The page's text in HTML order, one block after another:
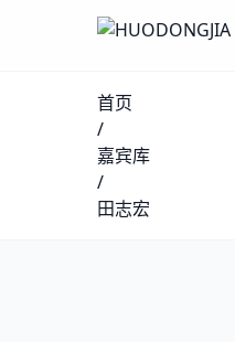
首页
/
嘉宾库
/
田志宏